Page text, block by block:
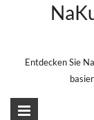
Entdecken Sie